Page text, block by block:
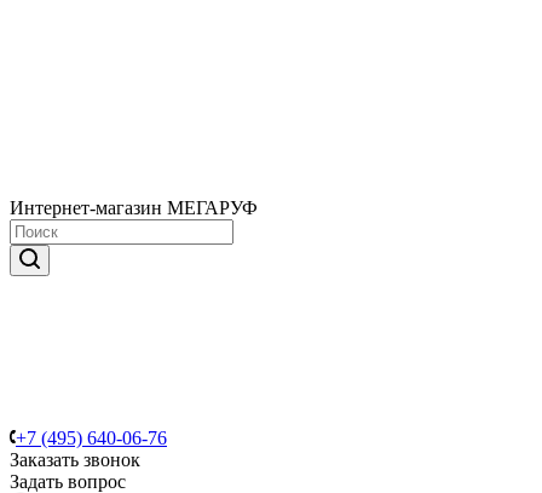
Интернет-магазин МЕГАРУФ
+7 (495) 640-06-76
Заказать звонок
Задать вопрос